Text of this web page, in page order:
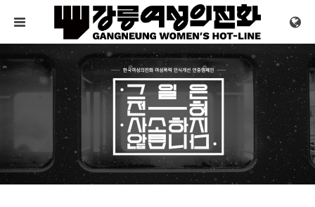
메뉴 건너뛰기